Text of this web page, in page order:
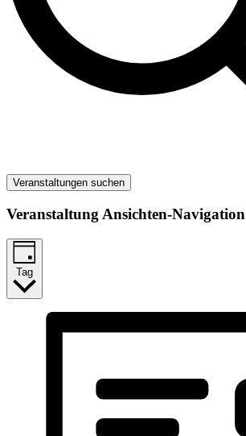
Veranstaltungen suchen
Veranstaltung Ansichten-Navigation
Tag